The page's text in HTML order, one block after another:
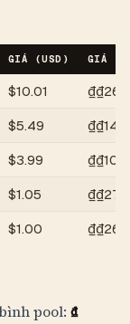
GIÁ (USD) GIÁ (
$10.01 ₫
$5.49 ₫
$3.99 ₫
$1.05 ₫
$1.00 ₫
pool: ₫